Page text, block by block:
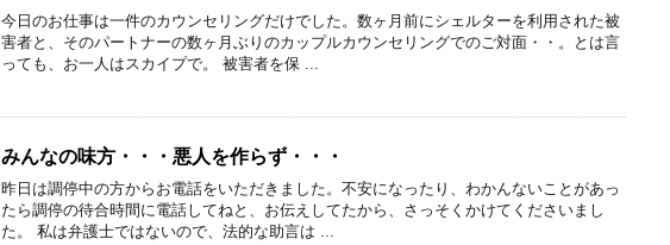
今日のお仕事は一件のカウンセリングだけでした。数ヶ月前にシェルターを利用された被
害者と、そのパートナーの数ヶ月ぶりのカップルカウンセリングでのご対面・・。とは言
っても、お一人はスカイプで。 被害者を保 ...
みんなの味方・・・悪人を作らず・・・
昨日は調停中の方からお電話をいただきました。不安になったり、わかんないことがあっ
たら調停の待合時間に電話してねと、お伝えしてたから、さっそくかけてくださいまし
た。 私は弁護士ではないので、法的な助言は ...